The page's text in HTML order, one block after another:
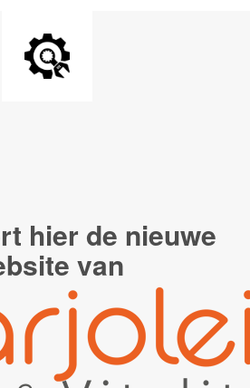
hier de nieuwe
van